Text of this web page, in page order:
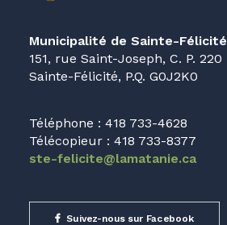
Municipalité de Sainte-Félicité
151, rue Saint-Joseph, C. P. 220
Sainte-Félicité, P.Q. G0J2K0
Téléphone : 418 733-4628
Télécopieur : 418 733-8377
ste-felicite@lamatanie.ca
Suivez-nous sur Facebook